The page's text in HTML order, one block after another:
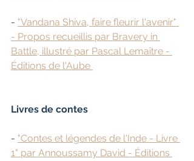
- "Vandana Shiva, faire fleurir l'avenir"
- Propos recueillis par Bravery in
Battle, illustré par Pascal Lemaître -
Éditions de l'Aube
Livres de contes
- "Contes et légendes de l'Inde - Livre
1" par Annoussamy David - Éditions